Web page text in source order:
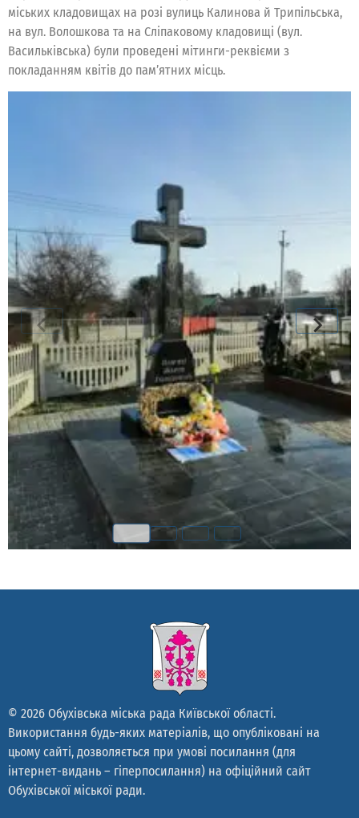
міських кладовищах на розі вулиць Калинова й Трипільська,
на вул. Волошкова та на Сліпаковому кладовищі (вул.
Васильківська) були проведені мітинги-реквієми з
покладанням квітів до пам’ятних місць.
© 2026 Обухівська міська рада Київської області.
Використання будь-яких матеріалів, що опубліковані на
цьому сайті, дозволяється при умові посилання (для
інтернет-видань – гіперпосилання) на офіційний сайт
Обухівської міської ради.